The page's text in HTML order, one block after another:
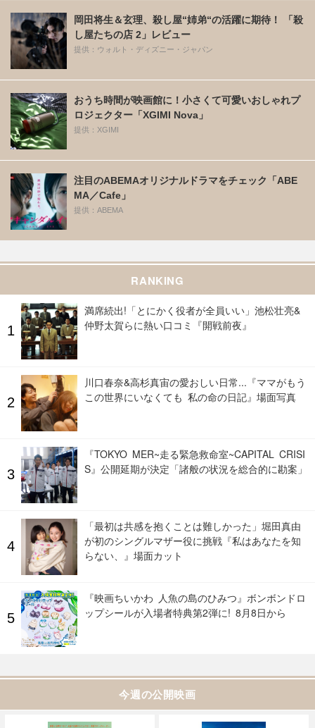
岡田将生＆玄理、殺し屋“姉弟“の活躍に期待！ 「殺
し屋たちの店 2」レビュー
提供：ウォルト・ディズニー・ジャパン
おうち時間が映画館に！小さくて可愛いおしゃれプ
ロジェクター「XGIMI Nova」
提供：XGIMI
注目のABEMAオリジナルドラマをチェック「ABE
MA／Cafe」
提供：ABEMA
RANKING
満席続出!「とにかく役者が全員いい」池松壮亮&
仲野太賀らに熱い口コミ『開戦前夜』
川口春奈&高杉真宙の愛おしい日常...『ママがもう
この世界にいなくても 私の命の日記』場面写真
『TOKYO MER~走る緊急救命室~CAPITAL CRISI
S』公開延期が決定「諸般の状況を総合的に勘案」
「最初は共感を抱くことは難しかった」堀田真由
が初のシングルマザー役に挑戦『私はあなたを知
らない、』場面カット
『映画ちいかわ 人魚の島のひみつ』ボンボンドロ
ップシールが入場者特典第2弾に! 8月8日から
今週の公開映画